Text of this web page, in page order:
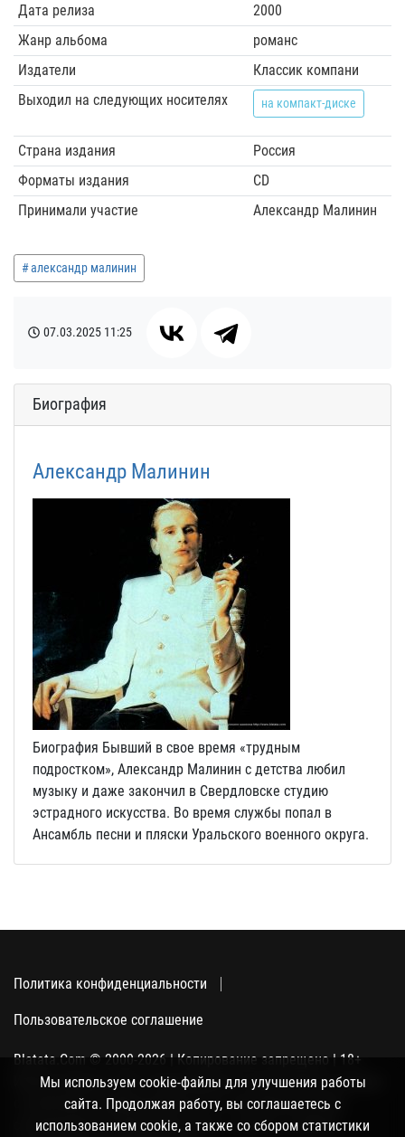
Дата релиза
2000
Жанр альбома
романс
Издатели
Классик компани
Выходил на следующих носителях
на компакт-диске
Страна издания
Россия
Форматы издания
CD
Принимали участие
Александр Малинин
александр малинин
07.03.2025 11:25
Биография
Александр Малинин
Биография Бывший в свое время «трудным
подростком», Александр Малинин с детства любил
музыку и даже закончил в Свердловске студию
эстрадного искусства. Во время службы попал в
Ансамбль песни и пляски Уральского военного округа.
Политика конфиденциальности
Пользовательское соглашение
Blatata.Com © 2000-2026 | Копирование запрещено | 18+
Использование сайта подразумевает ваше полное согласие
с политикой конфиденциальности, пользовательским
соглашением и поддержкой куки, а также со сбором
Мы используем cookie-файлы для улучшения работы
сайта. Продолжая работу, вы соглашаетесь с
использованием cookie, а также со сбором статистики